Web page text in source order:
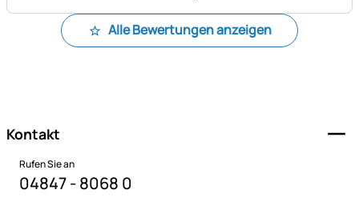
Alle Bewertungen anzeigen
Kontakt
Rufen Sie an
04847 - 8068 0